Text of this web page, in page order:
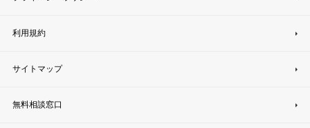
利用規約
サイトマップ
無料相談窓口